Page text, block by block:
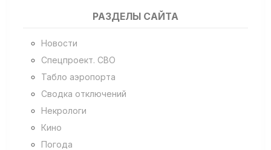
РАЗДЕЛЫ САЙТА
Новости
Спецпроект. СВО
Табло аэропорта
Сводка отключений
Некрологи
Кино
Погода